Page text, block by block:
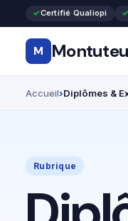
Certifié Qualiopi
M
Accueil Diplômes &
Rubrique